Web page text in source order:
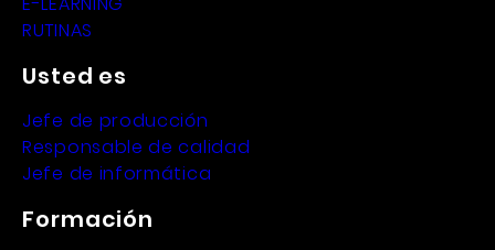
RUTINAS
Usted es
Jefe de producción
Responsable de calidad
Jefe de informática
Formación